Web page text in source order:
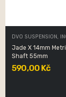
DVO SUSPENSION,
Jade X 14mm
Shaft 55mm
590,00 Kč